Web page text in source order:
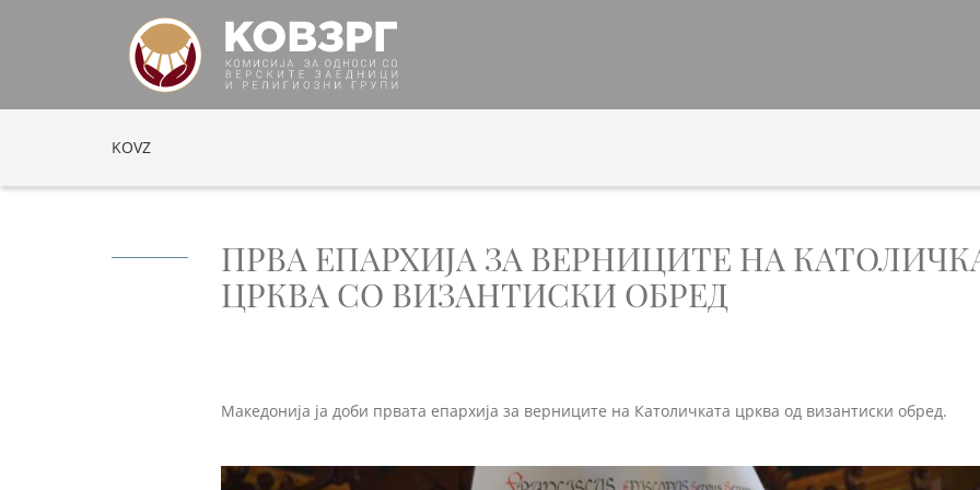
KOVZ
ПРВА ЕПАРХИЈА ЗА ВЕРНИЦИТЕ НА
ЦРКВА СО ВИЗАНТИСКИ ОБРЕД
Македонија ја доби првата епархија за верниците на Католичката црква од византиски обред.